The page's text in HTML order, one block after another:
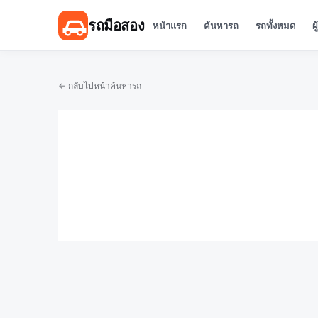
รถมือสอง หน้าแรก ค้นหารถ รถทั้งหมด
← กลับไปหน้าค้นหารถ